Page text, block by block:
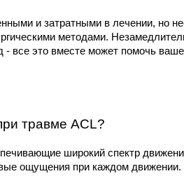
и затратными в лечении, но
методами.
- все это вместе может помочь
травме ACL?
широкий спектр
ощущения при каждом движении.